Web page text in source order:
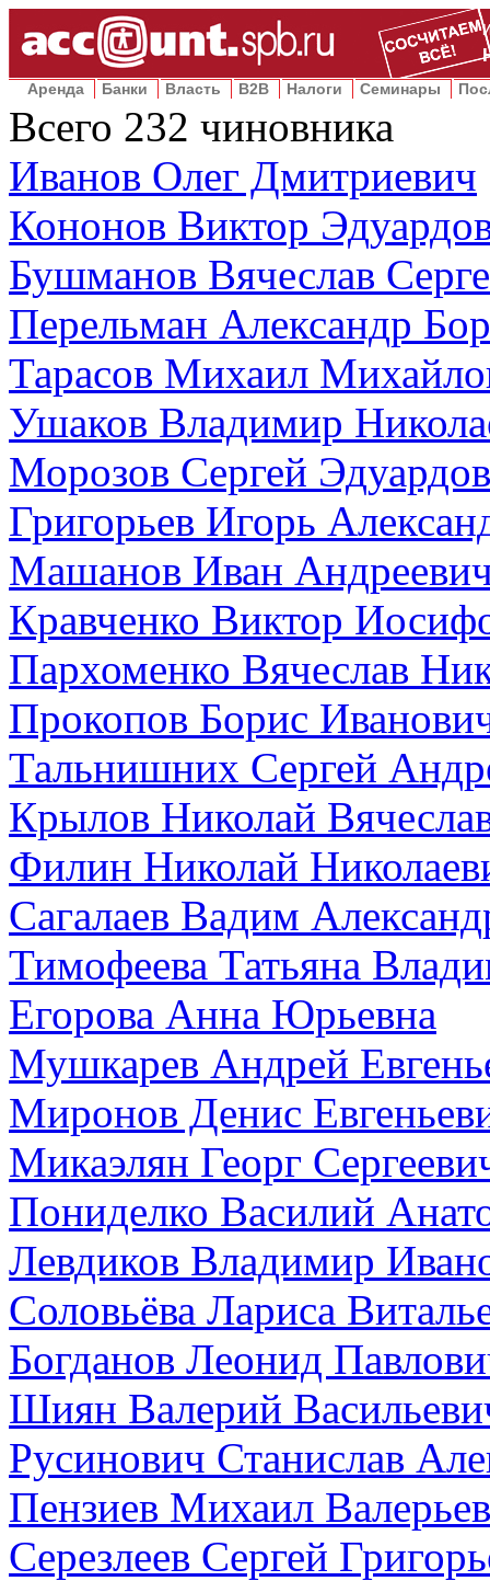
Аренда Банки Власть B2B Налоги Семинары
Всего 232 чиновника
Иванов Олег Дмитриевич
Кононов Виктор
Бушманов Вячеслав
Перельман Александр
Тарасов Михаил
Ушаков Владимир
Морозов Сергей
Григорьев Игорь
Машанов Иван
Кравченко Виктор
Пархоменко Вячеслав
Прокопов Борис
Тальнишних Сергей
Крылов Николай
Филин Николай
Сагалаев Вадим
Тимофеева Татьяна
Егорова Анна Юрьевна
Мушкарев Андрей
Миронов Денис
Микаэлян Георг
Пониделко Василий
Левдиков Владимир
Соловьёва Лариса
Богданов Леонид
Шиян Валерий
Русинович Станислав
Пензиев Михаил
Серезлеев Сергей